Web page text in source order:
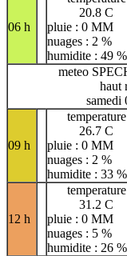
06 h
20.8 C
pluie : 0 MM
nuages : 2 %
humidite : 49 %
meteo
haut
samedi
09 h
temperature
26.7 C
pluie : 0 MM
nuages : 2 %
humidite : 33 %
12 h
temperature
31.2 C
pluie : 0 MM
nuages : 5 %
humidite : 26 %